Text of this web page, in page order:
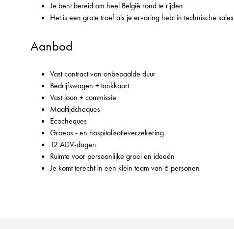
Je bent bereid om heel België rond te rijden
Het is een grote troef als je ervaring hebt in technische sales
Aanbod
Vast contract van onbepaalde duur
Bedrijfswagen + tankkaart
Vast loon + commissie
Maaltijdcheques
Ecocheques
Groeps - en hospitalisatieverzekering
12 ADV-dagen
Ruimte voor persoonlijke groei en ideeën
Je komt terecht in een klein team van 6 personen